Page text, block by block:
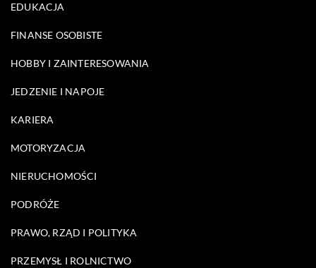
EDUKACJA
FINANSE OSOBISTE
HOBBY I ZAINTERESOWANIA
JEDZENIE I NAPOJE
KARIERA
MOTORYZACJA
NIERUCHOMOŚCI
PODRÓŻE
PRAWO, RZĄD I POLITYKA
PRZEMYSŁ I ROLNICTWO